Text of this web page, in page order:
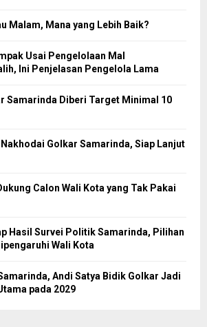
Malam, Mana yang Lebih Baik?
Usai Pengelolaan Mal
Ini Penjelasan Pengelola Lama
Samarinda Diberi Target Minimal 10
Golkar Samarinda, Siap Lanjut
Calon Wali Kota yang Tak Pakai
Hasil Survei Politik Samarinda, Pilihan
Wali Kota
Andi Satya Bidik Golkar Jadi
pada 2029